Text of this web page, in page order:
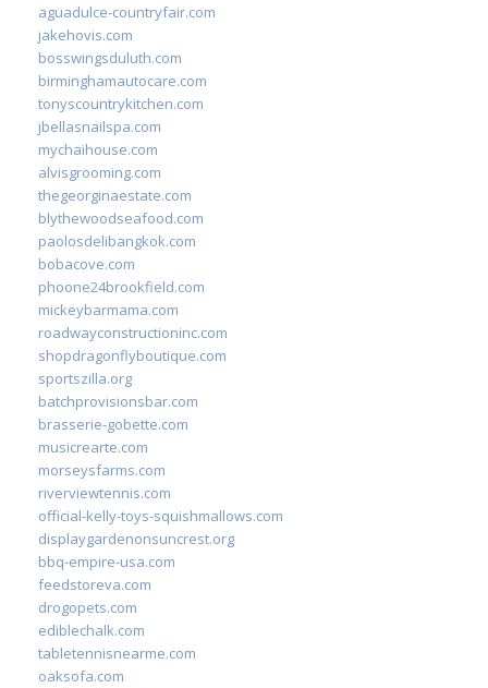
aguadulce-countryfair.com
jakehovis.com
bosswingsduluth.com
birminghamautocare.com
tonyscountrykitchen.com
jbellasnailspa.com
mychaihouse.com
alvisgrooming.com
thegeorginaestate.com
blythewoodseafood.com
paolosdelibangkok.com
bobacove.com
phoone24brookfield.com
mickeybarmama.com
roadwayconstructioninc.com
shopdragonflyboutique.com
sportszilla.org
batchprovisionsbar.com
brasserie-gobette.com
musicrearte.com
morseysfarms.com
riverviewtennis.com
official-kelly-toys-squishmallows.com
displaygardenonsuncrest.org
bbq-empire-usa.com
feedstoreva.com
drogopets.com
ediblechalk.com
tabletennisnearme.com
oaksofa.com